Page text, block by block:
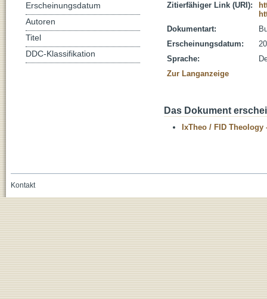
Zitierfähiger Link (URI):
Dokumentart:
Erscheinungsdatum:
Sprache:
Zur Langanzeige
Das Dokument
IxTheo / FID Theology
Erscheinungsdatum
Autoren
Titel
DDC-Klassifikation
Kontakt